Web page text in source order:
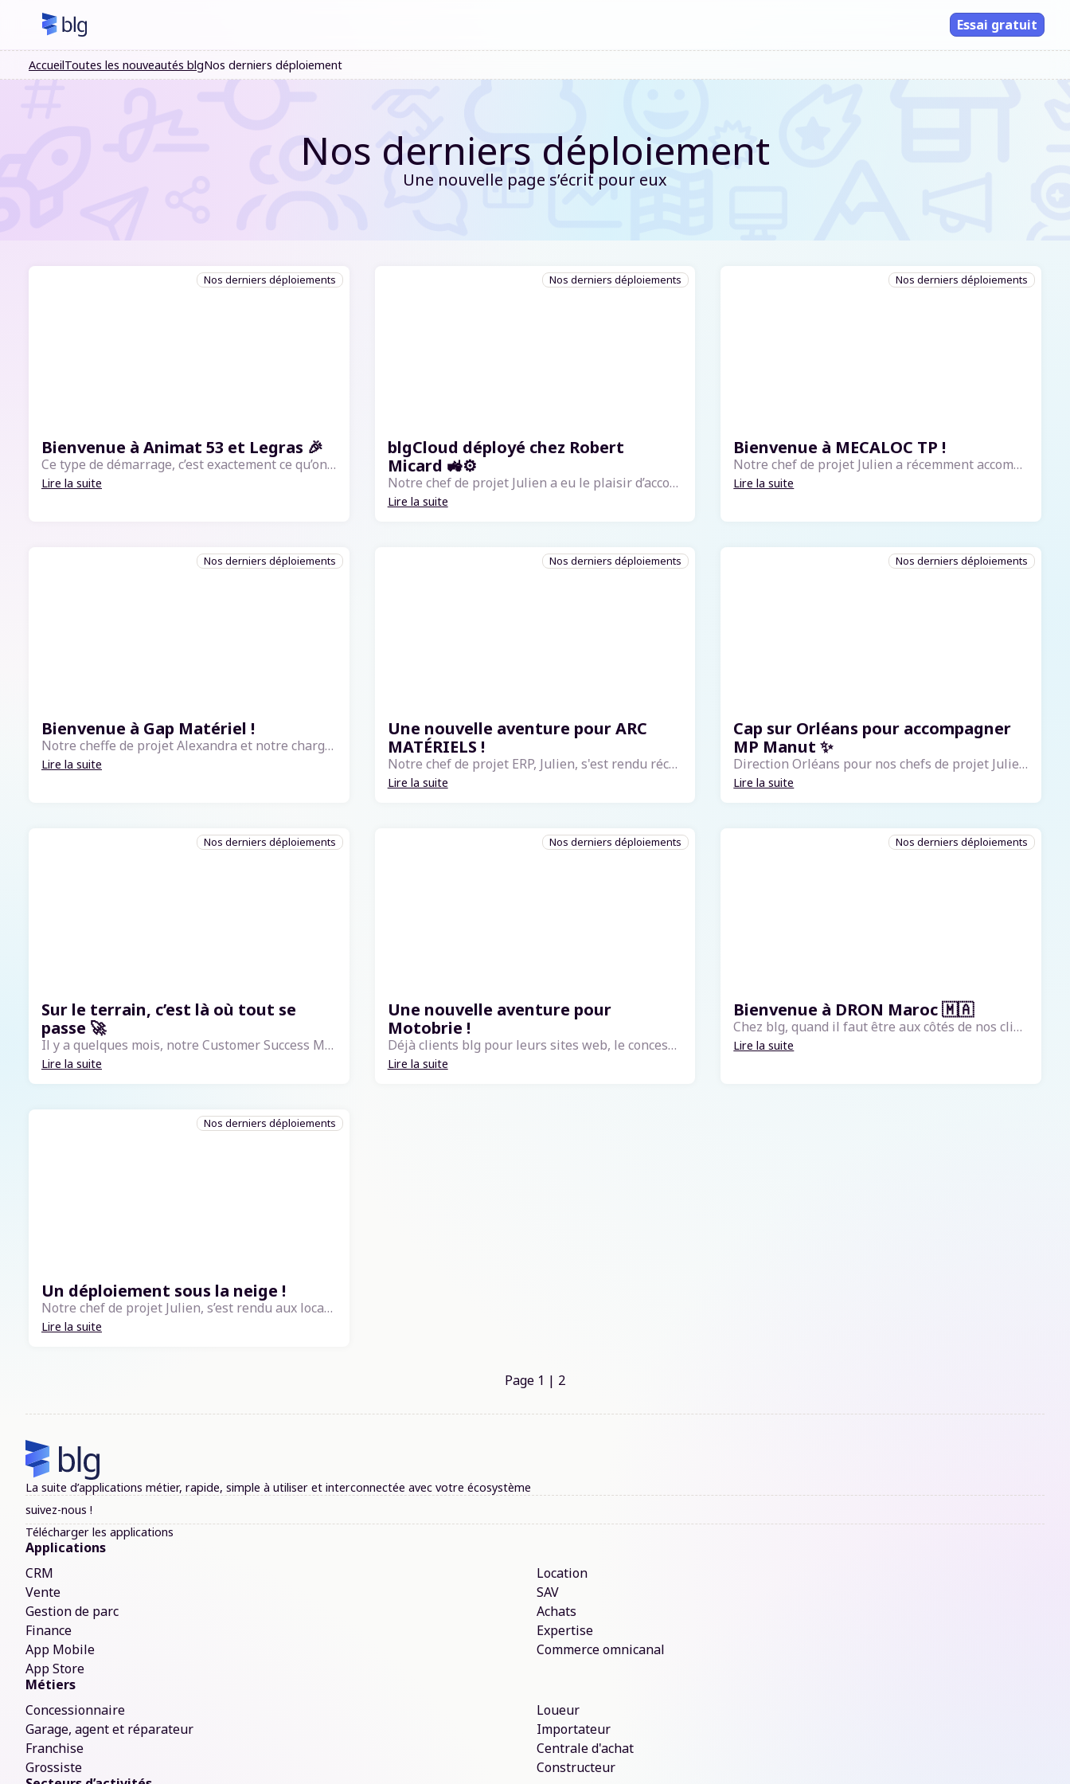
Essai gratuit
AccueilToutes les nouveautés blgNos derniers déploiement
Nos derniers déploiement
Une nouvelle page s’écrit pour eux
Nos derniers déploiements
Bienvenue à Animat 53 et Legras 🎉
Ce type de démarrage, c’est exactement ce qu’on aime : être présents dès le début, accompagner les équipes dans leurs habitudes réelles, et construire ensemble une adoption concrète du logiciel. Ces dernières semaines, notre équipe commerciale (couco...
Lire la suite
Nos derniers déploiements
blgCloud déployé chez Robert
Micard 🚜⚙️
Notre chef de projet Julien a eu le plaisir d’accompagner les équipes de l’Établissement Robert Micard, concessionnaire Fendt basé dans la Creuse, dans le cadre de leur montée en compétences sur notre ERP blgCloud. Au programme de cette formation :⚙️...
Lire la suite
Nos derniers déploiements
Bienvenue à MECALOC TP !
Notre chef de projet Julien a récemment accompagné les équipes de MECALOC TP pour leur lancement avec notre logiciel blgCloud. Avec plus de 40 ans d’expérience, Mecaloc TP met à disposition une large gamme de matériels de grandes marques, disponibles...
Lire la suite
Nos derniers déploiements
Bienvenue à Gap Matériel !
Notre cheffe de projet Alexandra et notre chargée de support/CSM, Chloé, ont récemment accompagné les équipes de Gap Matériel pour leur lancement avec notre logiciel blgCloud. Spécialisé dans la vente et l'installation de matériels de manutentio...
Lire la suite
Nos derniers déploiements
Une nouvelle aventure pour ARC
MATÉRIELS !
Notre chef de projet ERP, Julien, s'est rendu récemment dans les locaux de Arc Matériels dans la belle ville d'Amiens pour accompagner les équipes qui viennent tout juste de démarrer avec blgCloud ! Spécialiste dans la location et vente de matériels...
Lire la suite
Nos derniers déploiements
Cap sur Orléans pour accompagner
MP Manut ✨
Direction Orléans pour nos chefs de projet Julien et Marine pour une formation chez MP Manut, récemment racheté par VDL MANUTENTION. MP Manut propose des matériels de manutention neufs ou d'occasions.Beaucoup d’échanges, d’écoute et d’engagement des...
Lire la suite
Nos derniers déploiements
Sur le terrain, c’est là où tout se
passe 🚀
Il y a quelques mois, notre Customer Success Manager, Florence, s'est rendue sur les sites de BRETAGRI pour accompagner les équipes suite à leur démarrage avec notre solution blgCloud.C’était l’occasion de partager un moment d’échange et de formation...
Lire la suite
Nos derniers déploiements
Une nouvelle aventure pour
Motobrie !
Déjà clients blg pour leurs sites web, le concessionnaire agricole de la marque New Holland Agriculture a décidé de franchir une nouvelle étape en nous confiant également le déploiement de notre ERP 🙌 Pour que tout le monde soit rapidement à l'a...
Lire la suite
Nos derniers déploiements
Bienvenue à DRON Maroc 🇲🇦
Chez blg, quand il faut être aux côtés de nos clients, on ne fait pas les choses à moitié : on vient sur place… Cap sur le Maroc ! 🇲🇦✈️ La semaine dernière, notre chef de projet Youssef s’est rendu chez DRON Maroc à Nouaceur, dans le cadre du ré...
Lire la suite
Nos derniers déploiements
Un déploiement sous la neige !
Notre chef de projet Julien, s’est rendu aux locaux de MD Location à Vichy et à Moulins pour un déploiement sous -6°C. La chaleur venait plutôt des équipes qui ont été très à l’écoute et engagées 💙 MD Location est une filiale de Comptoir de Loca...
Lire la suite
Page 1 | 2
La suite d’applications métier, rapide, simple à utiliser et interconnectée avec votre écosystème
suivez-nous !
Télécharger les applications
Applications
CRM
Location
Vente
SAV
Gestion de parc
Achats
Finance
Expertise
App Mobile
Commerce omnicanal
App Store
Métiers
Concessionnaire
Loueur
Garage, agent et réparateur
Importateur
Franchise
Centrale d'achat
Grossiste
Constructeur